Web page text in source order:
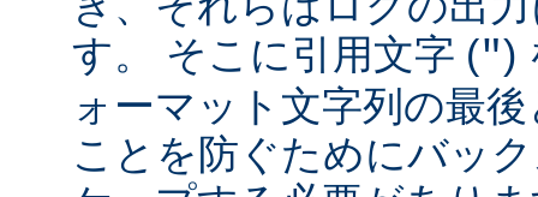
す。 そこに引用文字 (")
ォーマット文字列の最
ことを防ぐためにバッ